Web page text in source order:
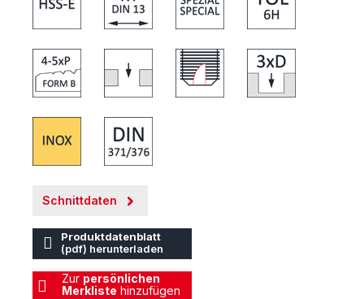
Schnittdaten
Produktdatenblatt
(pdf) herunterladen
Zur persönlichen
Merkliste hinzufügen